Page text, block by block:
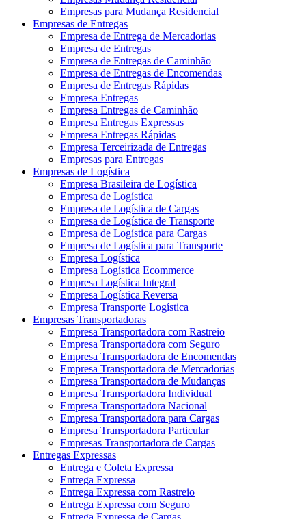
Empresas para Mudança Residencial
Empresas de Entregas
Empresa de Entrega de Mercadorias
Empresa de Entregas
Empresa de Entregas de Caminhão
Empresa de Entregas de Encomendas
Empresa de Entregas Rápidas
Empresa Entregas
Empresa Entregas de Caminhão
Empresa Entregas Expressas
Empresa Entregas Rápidas
Empresa Terceirizada de Entregas
Empresas para Entregas
Empresas de Logística
Empresa Brasileira de Logística
Empresa de Logística
Empresa de Logística de Cargas
Empresa de Logística de Transporte
Empresa de Logística para Cargas
Empresa de Logística para Transporte
Empresa Logística
Empresa Logística Ecommerce
Empresa Logística Integral
Empresa Logística Reversa
Empresa Transporte Logística
Empresas Transportadoras
Empresa Transportadora com Rastreio
Empresa Transportadora com Seguro
Empresa Transportadora de Encomendas
Empresa Transportadora de Mercadorias
Empresa Transportadora de Mudanças
Empresa Transportadora Individual
Empresa Transportadora Nacional
Empresa Transportadora para Cargas
Empresa Transportadora Particular
Empresas Transportadora de Cargas
Entregas Expressas
Entrega e Coleta Expressa
Entrega Expressa
Entrega Expressa com Rastreio
Entrega Expressa com Seguro
Entrega Expressa de Cargas